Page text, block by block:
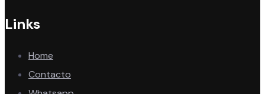
Links
Home
Contacto